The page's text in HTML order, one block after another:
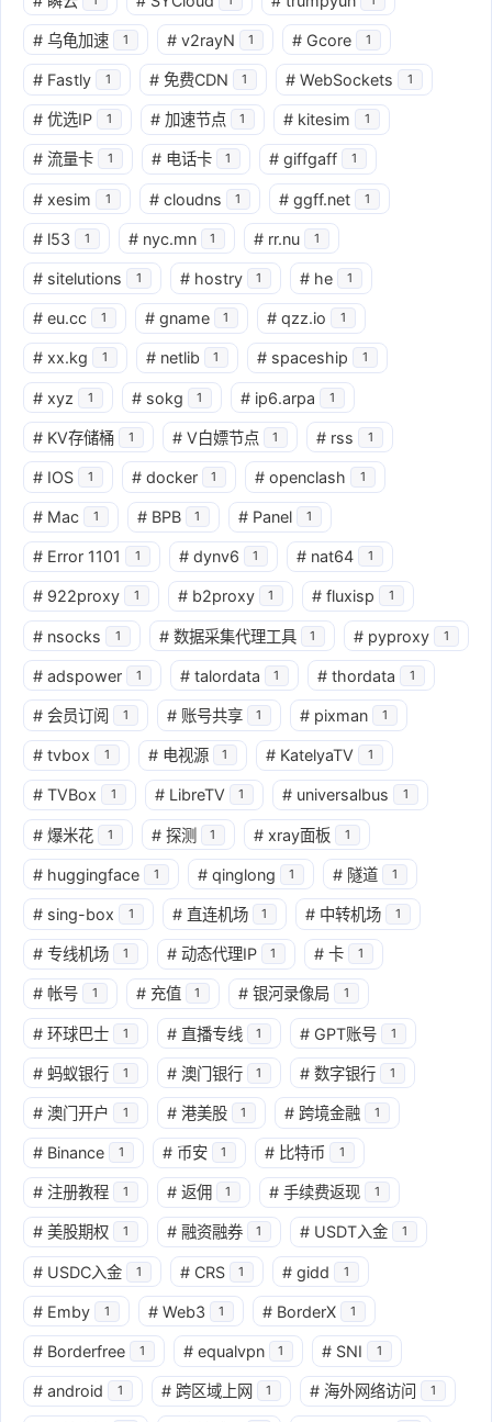
# 乌龟加速 1 # v2rayN 1 # Gcore 1
# Fastly 1 # 免费CDN 1 # WebSockets 1
# 优选IP 1 # 加速节点 1 # kitesim 1
# 流量卡 1 # 电话卡 1 # giffgaff 1
# xesim 1 # cloudns 1 # ggff.net 1
# l53 1 # nyc.mn 1 # rr.nu 1
# sitelutions 1 # hostry 1 # he 1
# eu.cc 1 # gname 1 # qzz.io 1
# xx.kg 1 # netlib 1 # spaceship 1
# xyz 1 # sokg 1 # ip6.arpa 1
# KV存储桶 1 # V白嫖节点 1 # rss 1
# IOS 1 # docker 1 # openclash 1
# Mac 1 # BPB 1 # Panel 1
# Error 1101 1 # dynv6 1 # nat64 1
# 922proxy 1 # b2proxy 1 # fluxisp 1
# nsocks 1 # 数据采集代理工具 1 # pyproxy 1
# adspower 1 # talordata 1 # thordata 1
# 会员订阅 1 # 账号共享 1 # pixman 1
# tvbox 1 # 电视源 1 # KatelyaTV 1
# TVBox 1 # LibreTV 1 # universalbus 1
# 爆米花 1 # 探测 1 # xray面板 1
# huggingface 1 # qinglong 1 # 隧道 1
# sing-box 1 # 直连机场 1 # 中转机场 1
# 专线机场 1 # 动态代理IP 1 # 卡 1
# 帐号 1 # 充值 1 # 银河录像局 1
# 环球巴士 1 # 直播专线 1 # GPT账号 1
# 蚂蚁银行 1 # 澳门银行 1 # 数字银行 1
# 澳门开户 1 # 港美股 1 # 跨境金融 1
# Binance 1 # 币安 1 # 比特币 1
# 注册教程 1 # 返佣 1 # 手续费返现 1
# 美股期权 1 # 融资融券 1 # USDT入金 1
# USDC入金 1 # CRS 1 # gidd 1
# Emby 1 # Web3 1 # BorderX 1
# Borderfree 1 # equalvpn 1 # SNI 1
# android 1 # 跨区域上网 1 # 海外网络访问 1